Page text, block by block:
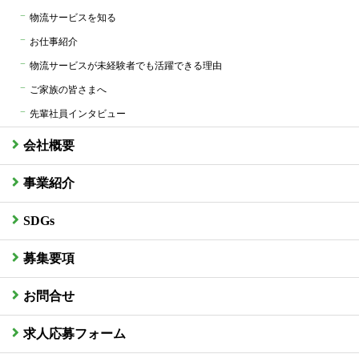
物流サービスを知る
お仕事紹介
物流サービスが未経験者でも活躍できる理由
ご家族の皆さまへ
先輩社員インタビュー
会社概要
事業紹介
SDGs
募集要項
お問合せ
求人応募フォーム